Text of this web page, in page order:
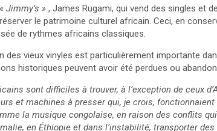
Jimmy’s » , James Rugami, qui vend des singles et
le patrimoine culturel africain. Ceci, en
de rythmes africains classiques.
des vieux vinyles est particulièrement importante
historiques peuvent avoir été perdues ou
sont difficiles à trouver, à l’exception de ceux
et machines à presser qui, je crois, fonctionnaient
la musique congolaise, en raison des conflits
en Éthiopie et dans l’instabilité, transporter